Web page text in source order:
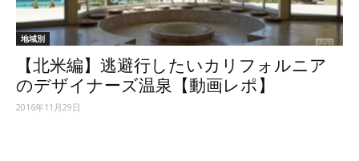
地域別
【北米編】逃避行したいカリフォルニア
のデザイナーズ温泉【動画レポ】
2016年11月29日